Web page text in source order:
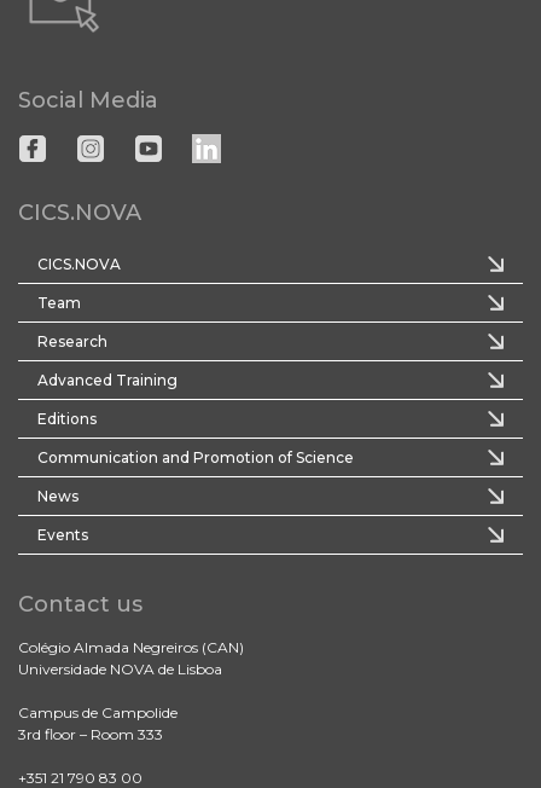
Social Media
CICS.NOVA
CICS.NOVA
Team
Research
Advanced Training
Editions
Communication and Promotion of Science
News
Events
Contact us
Colégio Almada Negreiros (CAN)
Universidade NOVA de Lisboa
Campus de Campolide
3rd floor – Room 333
+351 21 790 83 00